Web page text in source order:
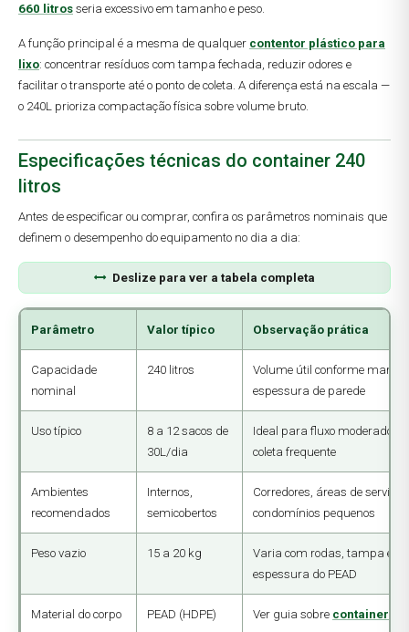
660 litros seria excessivo em tamanho e peso.
A função principal é a mesma de qualquer contentor plástico para
lixo: concentrar resíduos com tampa fechada, reduzir odores e
facilitar o transporte até o ponto de coleta. A diferença está na escala —
o 240L prioriza compactação física sobre volume bruto.
Especificações técnicas do container 240
litros
Antes de especificar ou comprar, confira os parâmetros nominais que
definem o desempenho do equipamento no dia a dia:
Deslize para ver a tabela completa
Parâmetro Valor típico Observação prática
Capacidade
nominal
240 litros
Volume útil conforme marca
espessura de parede
Uso típico
8 a 12 sacos de
30L/dia
Ideal para fluxo moderado
coleta frequente
Ambientes
recomendados
Internos,
semicobertos
Corredores, áreas de serviço,
condomínios pequenos
Peso vazio 15 a 20 kg
Varia com rodas, tampa e
espessura do PEAD
Material do corpo PEAD (HDPE) Ver guia sobre container